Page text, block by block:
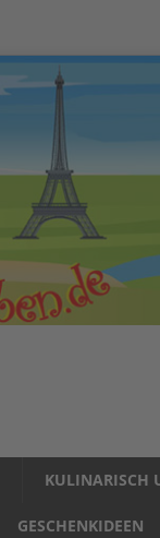
KULINARISCH
GESCHENKIDEEN